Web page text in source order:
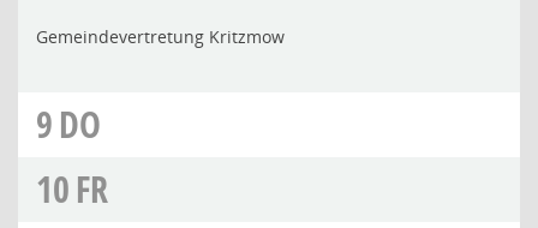
Gemeindevertretung Kritzmow
9DO
10FR